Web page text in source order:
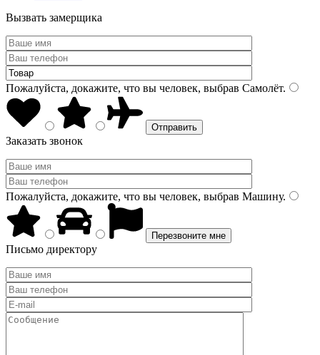
Вызвать замерщика
Пожалуйста, докажите, что вы человек, выбрав Самолёт.
Заказать звонок
Пожалуйста, докажите, что вы человек, выбрав Машину.
Письмо директору